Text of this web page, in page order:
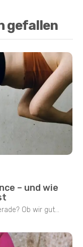
gefallen
– und wie
Ob wir gut...